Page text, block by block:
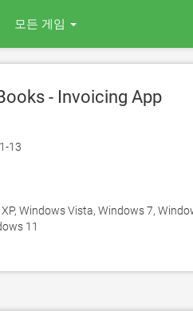
모든 게임
- Invoicing App
13
Windows Vista, Windows 7,
11